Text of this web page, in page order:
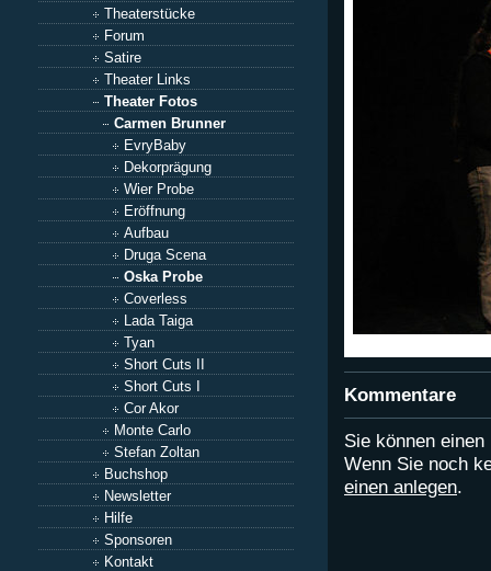
Theaterstücke
Forum
Satire
Theater Links
Theater Fotos
Carmen Brunner
EvryBaby
Dekorprägung
Wier Probe
Eröffnung
Aufbau
Druga Scena
Oska Probe
Coverless
Lada Taiga
Tyan
Short Cuts II
Short Cuts I
Cor Akor
Monte Carlo
Stefan Zoltan
Buchshop
Newsletter
Hilfe
Sponsoren
Kontakt
Kommentare
Sie können
Wenn Sie noch
einen anlegen.